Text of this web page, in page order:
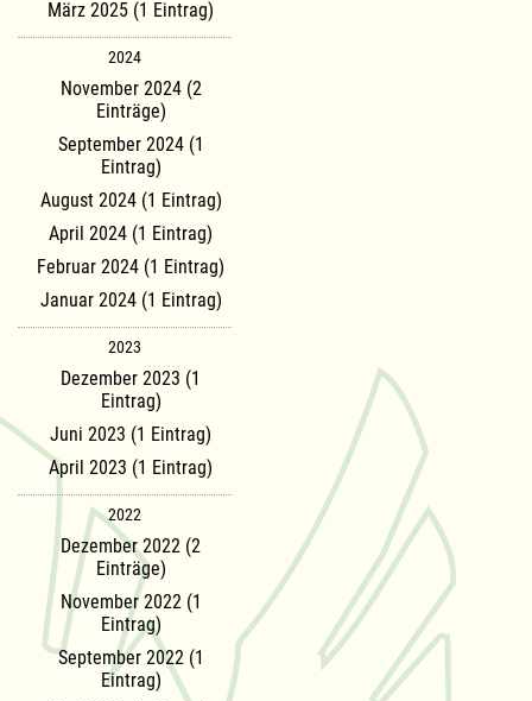
März 2025 (1 Eintrag)
2024
November 2024 (2
Einträge)
September 2024 (1
Eintrag)
August 2024 (1 Eintrag)
April 2024 (1 Eintrag)
Februar 2024 (1 Eintrag)
Januar 2024 (1 Eintrag)
2023
Dezember 2023 (1
Eintrag)
Juni 2023 (1 Eintrag)
April 2023 (1 Eintrag)
2022
Dezember 2022 (2
Einträge)
November 2022 (1
Eintrag)
September 2022 (1
Eintrag)